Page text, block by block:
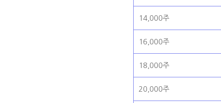
14,000주
16,000주
18,000주
20,000주